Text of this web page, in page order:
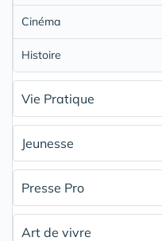
Cinéma
Histoire
Vie Pratique
Jeunesse
Presse Pro
Art de vivre